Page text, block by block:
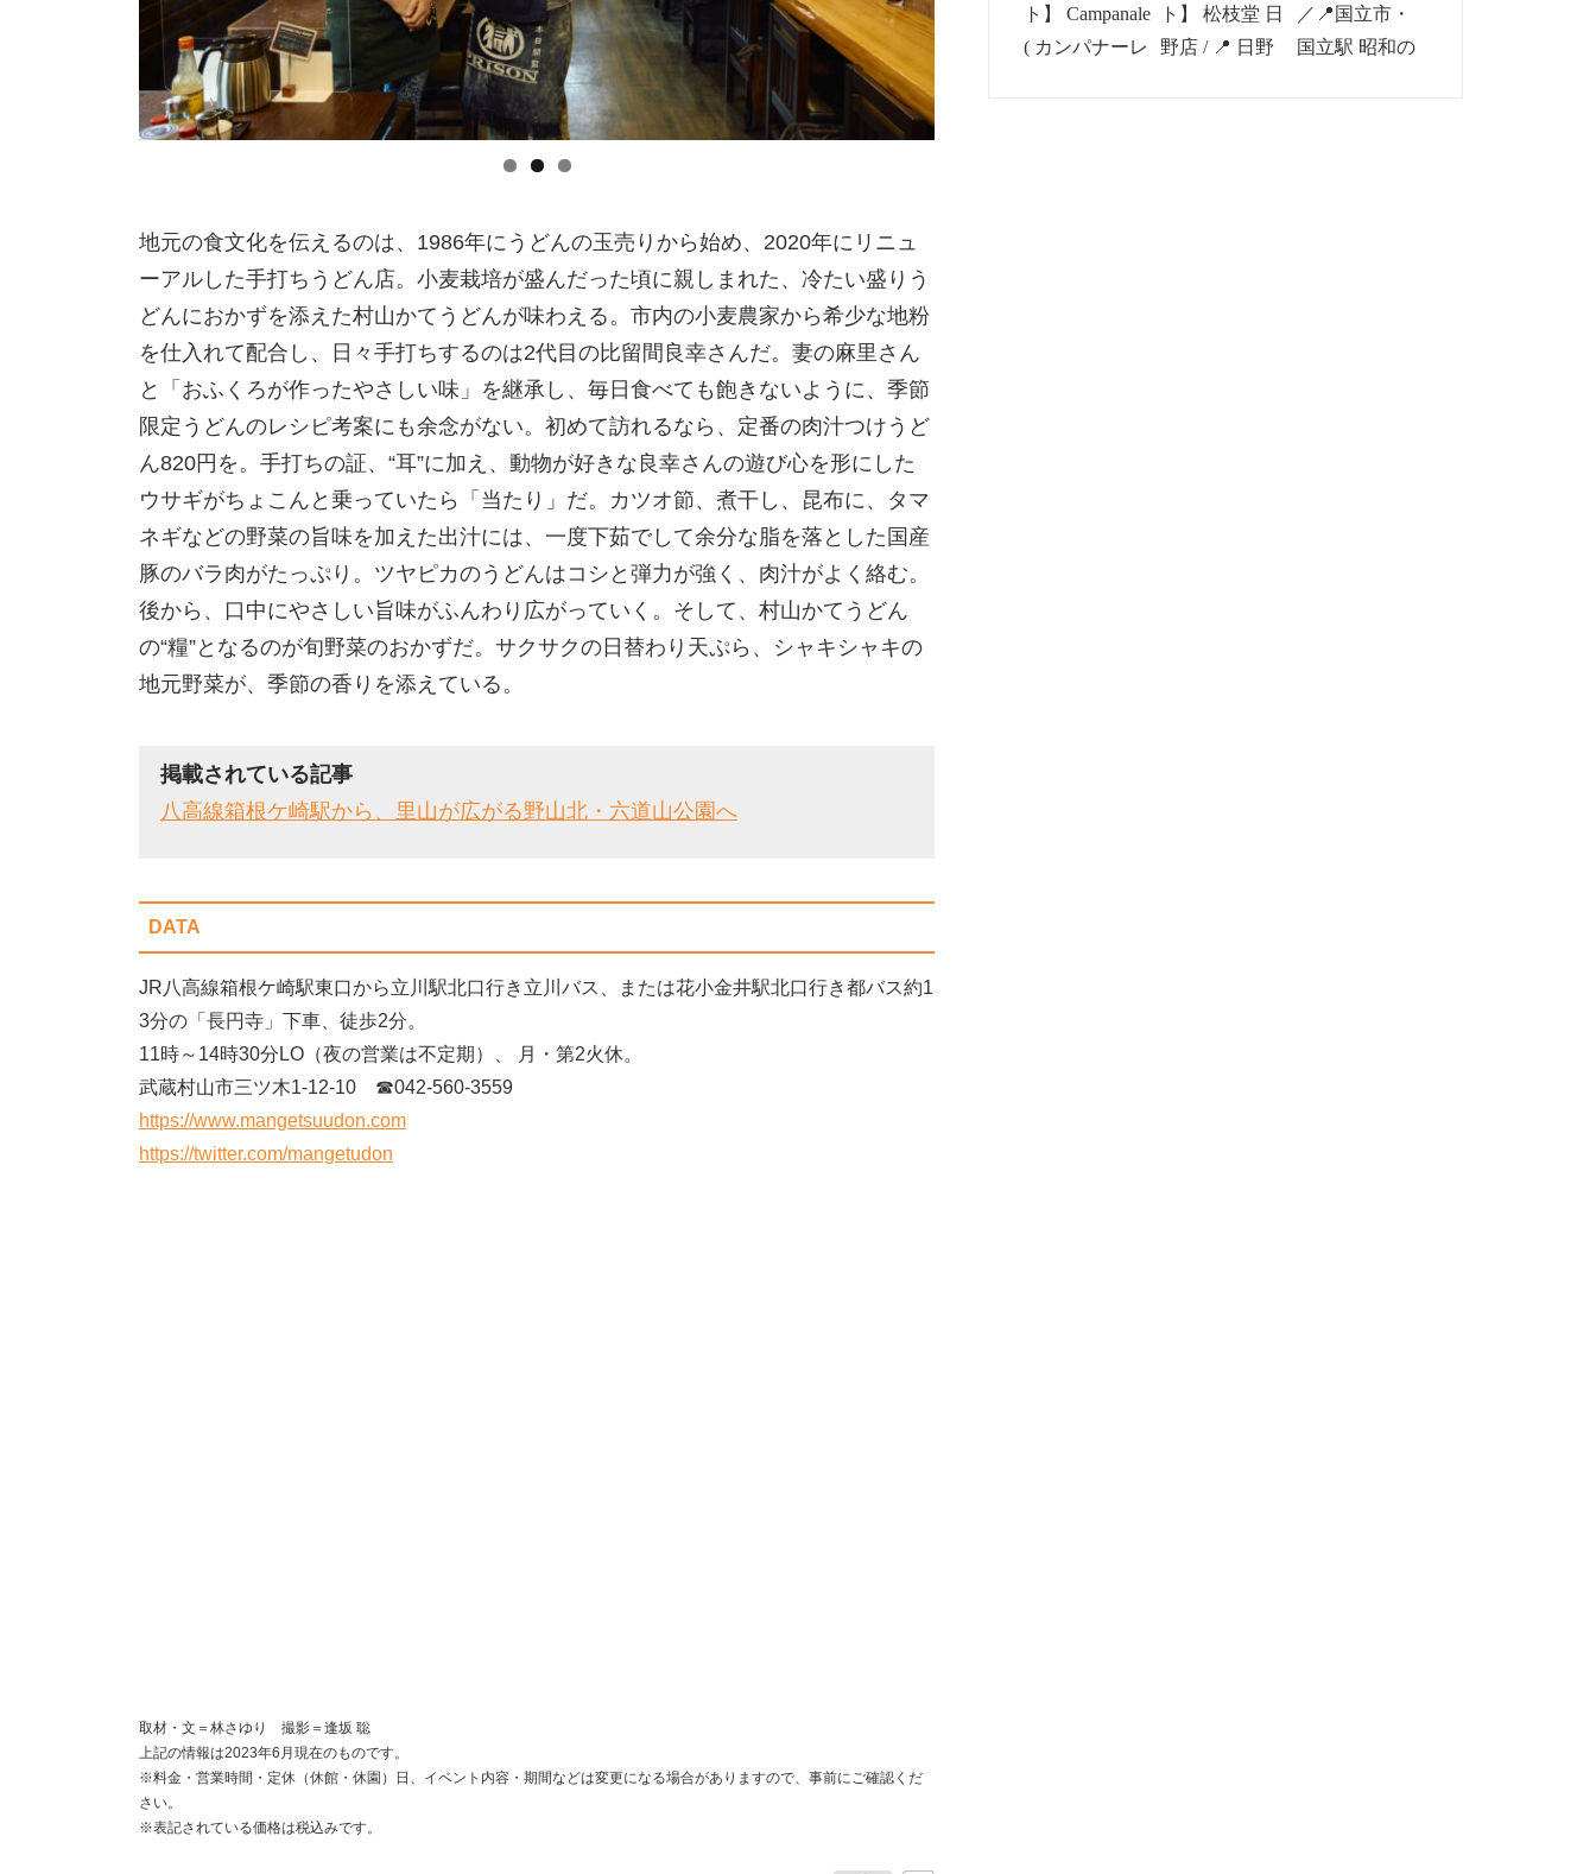
地元の食文化を伝えるのは、1986年にうどんの玉売りから始め、2020年にリニュ
ーアルした手打ちうどん店。小麦栽培が盛んだった頃に親しまれた、冷たい盛りう
どんにおかずを添えた村山かてうどんが味わえる。市内の小麦農家から希少な地粉
を仕入れて配合し、日々手打ちするのは2代目の比留間良幸さんだ。妻の麻里さん
と「おふくろが作ったやさしい味」を継承し、毎日食べても飽きないように、季節
限定うどんのレシピ考案にも余念がない。初めて訪れるなら、定番の肉汁つけうど
ん820円を。手打ちの証、“耳”に加え、動物が好きな良幸さんの遊び心を形にした
ウサギがちょこんと乗っていたら「当たり」だ。カツオ節、煮干し、昆布に、タマ
ネギなどの野菜の旨味を加えた出汁には、一度下茹でして余分な脂を落とした国産
豚のバラ肉がたっぷり。ツヤピカのうどんはコシと弾力が強く、肉汁がよく絡む。
後から、口中にやさしい旨味がふんわり広がっていく。そして、村山かてうどん
の“糧”となるのが旬野菜のおかずだ。サクサクの日替わり天ぷら、シャキシャキの
地元野菜が、季節の香りを添えている。
掲載されている記事
八高線箱根ケ崎駅から、里山が広がる野山北・六道山公園へ
DATA
JR八高線箱根ケ崎駅東口から立川駅北口行き立川バス、または花小金井駅北口行き都バス約1
3分の「長円寺」下車、徒歩2分。
11時～14時30分LO（夜の営業は不定期）、 月・第2火休。
武蔵村山市三ツ木1-12-10 ☎042-560-3559
https://www.mangetsuudon.com
https://twitter.com/mangetudon
取材・文＝林さゆり 撮影＝逢坂 聡
上記の情報は2023年6月現在のものです。
※料金・営業時間・定休（休館・休園）日、イベント内容・期間などは変更になる場合がありますので、事前にご確認くだ
さい。
※表記されている価格は税込みです。